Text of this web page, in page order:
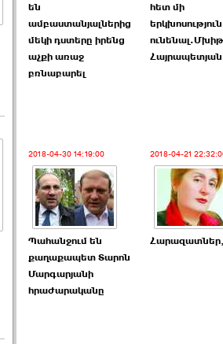
են
ամբաստանյալներից
մեկի դստերը իրենց
աչքի առաջ
բռնաբարել
հետ մի
երկխոսություն
Հայրապետյան
2018-04-30 14:19:00
Պահանջում են
քաղաքապետ Տարոն
Մարգարյանի
հրաժարականը
2018-04-21
Հարազատներ,